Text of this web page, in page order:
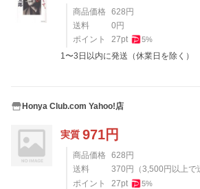
商品価格 628 円
送料
0 円
ポイント
27pt 5%
1〜3日以内に発送（休業日を除く）
Honya Club.com Yahoo!店
実質 971円
商品価格 628 円
送料
370 円 （3,500 円以上で
ポイント
27pt 5%